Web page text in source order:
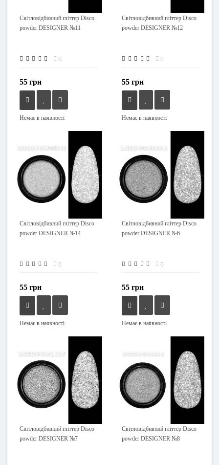
Світловідбивний гліттер Disco
powder DESIGNER №11
0
55 грн
Немає в наявності
Світловідбивний гліттер Disco
powder DESIGNER №12
0
55 грн
Немає в наявності
Світловідбивний гліттер Disco
powder DESIGNER №14
0
55 грн
Немає в наявності
Світловідбивний гліттер Disco
powder DESIGNER №6
0
55 грн
Немає в наявності
Світловідбивний гліттер Disco
powder DESIGNER №7
Світловідбивний гліттер Disco
powder DESIGNER №8